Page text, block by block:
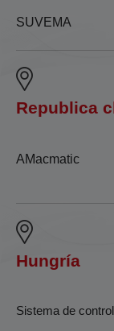
SUVEMA
Republica
AMacmatic
Hungría
Sistema de control